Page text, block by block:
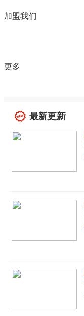
加盟我们
更多
最新更新